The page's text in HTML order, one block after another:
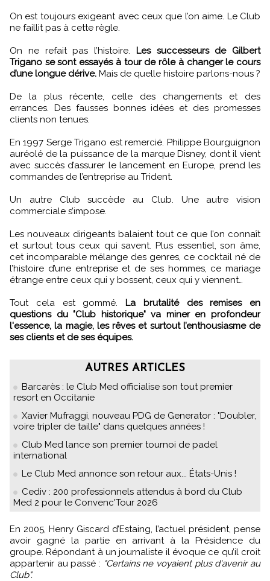
On est toujours exigeant avec ceux que l’on aime. Le Club
ne faillit pas à cette règle.
On ne refait pas l’histoire. Les successeurs de Gilbert
Trigano se sont essayés à tour de rôle à changer le cours
d’une longue dérive. Mais de quelle histoire parlons-nous ?
De la plus récente, celle des changements et des
errances. Des fausses bonnes idées et des promesses
clients non tenues.
En 1997 Serge Trigano est remercié. Philippe Bourguignon
auréolé de la puissance de la marque Disney, dont il vient
avec succès d’assurer le lancement en Europe, prend les
commandes de l’entreprise au Trident.
Un autre Club succède au Club. Une autre vision
commerciale s’impose.
Les nouveaux dirigeants balaient tout ce que l’on connaît
et surtout tous ceux qui savent. Plus essentiel, son âme,
cet incomparable mélange des genres, ce cocktail né de
l’histoire d’une entreprise et de ses hommes, ce mariage
étrange entre ceux qui y bossent, ceux qui y viennent…
Tout cela est gommé. La brutalité des remises en
questions du "Club historique" va miner en profondeur
l'essence, la magie, les rêves et surtout l’enthousiasme de
ses clients et de ses équipes.
AUTRES ARTICLES
Barcarès : le Club Med officialise son tout premier
resort en Occitanie
Xavier Mufraggi, nouveau PDG de Generator : "Doubler,
voire tripler de taille" dans quelques années !
Club Med lance son premier tournoi de padel
international
Le Club Med annonce son retour aux... États-Unis !
Cediv : 200 professionnels attendus à bord du Club
Med 2 pour le Convenc'Tour 2026
En 2005, Henry Giscard d’Estaing, l’actuel président, pense
avoir gagné la partie en arrivant à la Présidence du
groupe. Répondant à un journaliste il évoque ce qu’il croit
appartenir au passé : "Certains ne voyaient plus d'avenir au
Club".